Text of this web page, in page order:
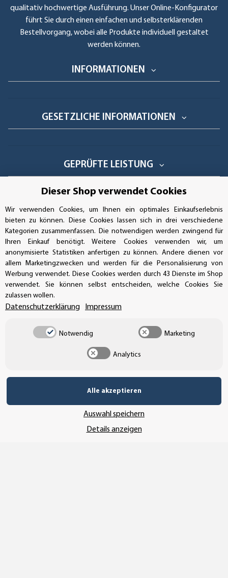
qualitativ hochwertige Ausführung. Unser Online-Konfigurator
führt Sie durch einen einfachen und selbsterklärenden
Bestellvorgang, wobei alle Produkte individuell gestaltet
werden können.
INFORMATIONEN
GESETZLICHE INFORMATIONEN
GEPRÜFTE LEISTUNG
AUFKLEBERDEALER STORE
Handwerkerring 1, D-39326 Wolmirstedt
Bestellungen/Support: +49 (0)39-201-28-98-10
Buchhaltung: +49 (0)39-201-28-98-17
info@aufkleberdealer.de
UNSER AFFILIATE-PROGRAMM
UNSERE ZAHLUNGSARTEN*
Dieser Shop verwendet Cookies
Wir verwenden Cookies, um Ihnen ein optimales Einkaufserlebnis
bieten zu können. Diese Cookies lassen sich in drei verschiedene
Kategorien zusammenfassen. Die notwendigen werden zwingend für
Ihren Einkauf benötigt. Weitere Cookies verwenden wir, um
anonymisierte Statistiken anfertigen zu können. Andere dienen vor
allem Marketingzwecken und werden für die Personalisierung von
Werbung verwendet. Diese Cookies werden durch 43 Dienste im Shop
verwendet. Sie können selbst entscheiden, welche Cookies Sie
zulassen wollen.
Datenschutzerklärung Impressum
Notwendig Marketing
Analytics
Alle akzeptieren
Auswahl speichern
Details anzeigen